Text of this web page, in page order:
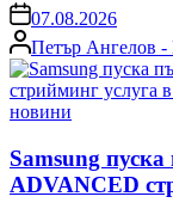
on07.08.2026
Posted
by
Петър Ангелов -
Posted
новини
Samsung
ADVANCED